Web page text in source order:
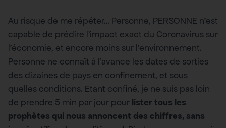
Au risque de me répéter… Personne, PERSONNE n’est
capable de prédire l’impact exact du Coronavirus sur
l’économie, et encore moins sur l’environnement.
Personne ne connaît à l’avance les dates de sorties
des dizaines de pays en confinement, et sous
quelles conditions. Etant confiné, je ne suis pas loin
de prendre 5 min par jour pour lister tous les
prophètes qui nous annoncent des chiffres, sans